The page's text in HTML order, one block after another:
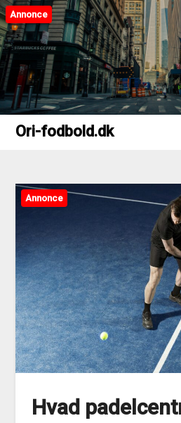
Ori-
Annonce
Ori-fodbold.dk
Annonce
Hvad